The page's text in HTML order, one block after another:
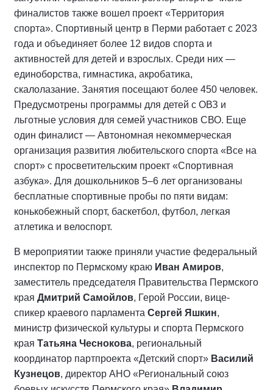
финалистов также вошел проект «Территория
спорта». Спортивный центр в Перми работает с 2023
года и объединяет более 12 видов спорта и
активностей для детей и взрослых. Среди них —
единоборства, гимнастика, акробатика,
скалолазание. Занятия посещают более 450 человек.
Предусмотрены программы для детей с ОВЗ и
льготные условия для семей участников СВО. Еще
один финалист — Автономная некоммерческая
организация развития любительского спорта «Все на
спорт» с просветительским проект «Спортивная
азбука». Для дошкольников 5–6 лет организованы
бесплатные спортивные пробы по пяти видам:
конькобежный спорт, баскетбол, футбол, легкая
атлетика и велоспорт.
В мероприятии также приняли участие федеральный
инспектор по Пермскому краю Иван Амиров,
заместитель председателя Правительства Пермского
края Дмитрий Самойлов, Герой России, вице-
спикер краевого парламента Сергей Яшкин,
министр физической культуры и спорта Пермского
края Татьяна Чеснокова, региональный
координатор партпроекта «Детский спорт» Василий
Кузнецов, директор АНО «Региональный союз